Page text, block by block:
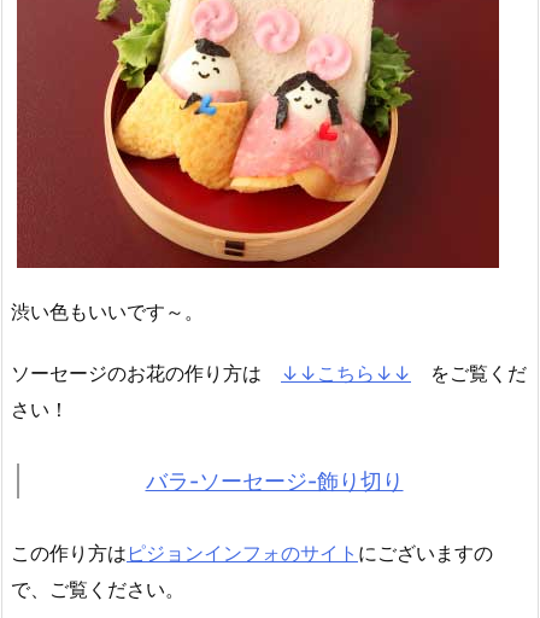
渋い色もいいです～。
ソーセージのお花の作り方は ↓↓こちら↓↓ をご覧くだ
さい！
バラ-ソーセージ-飾り切り
この作り方は ピジョンインフォのサイト にございますの
で、ご覧ください。